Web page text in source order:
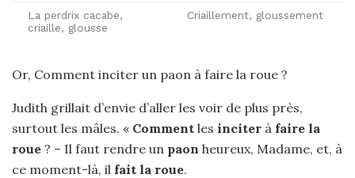
La perdrix cacabe,
criaille, glousse
Criaillement, gloussement
Or, Comment inciter un paon à faire la roue ?
Judith grillait d’envie d’aller les voir de plus près,
surtout les mâles. « Comment les inciter à faire la
roue ? – Il faut rendre un paon heureux, Madame, et, à
ce moment-là, il fait la roue.